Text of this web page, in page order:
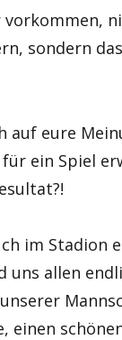
sondern
auf eure
für ein Spiel
im Stadion
uns allen
einen